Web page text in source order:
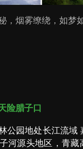
，烟雾缭绕，如梦
险腊子口
公园地处长江流域
河源头地区，青藏